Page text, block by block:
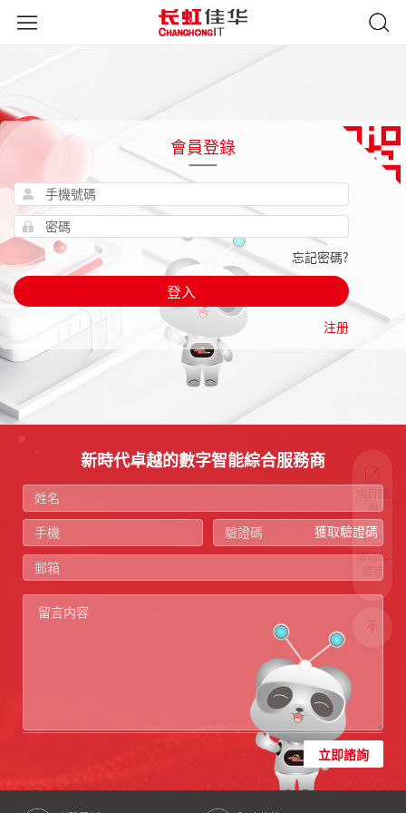
會員登錄
忘記密碼?
登入
注册
詢
微信公
新時代卓越的數字智能綜合服務商
獲取驗證碼
立即諮詢